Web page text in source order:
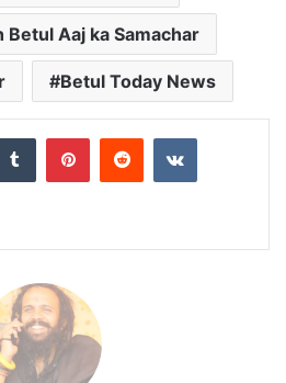
Betul Aaj ka Samachar
Betul Today News